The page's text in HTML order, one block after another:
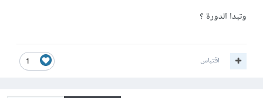
وتبدا الدورة ؟
1 اقتباس